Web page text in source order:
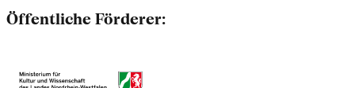
Öffentliche Förderer: